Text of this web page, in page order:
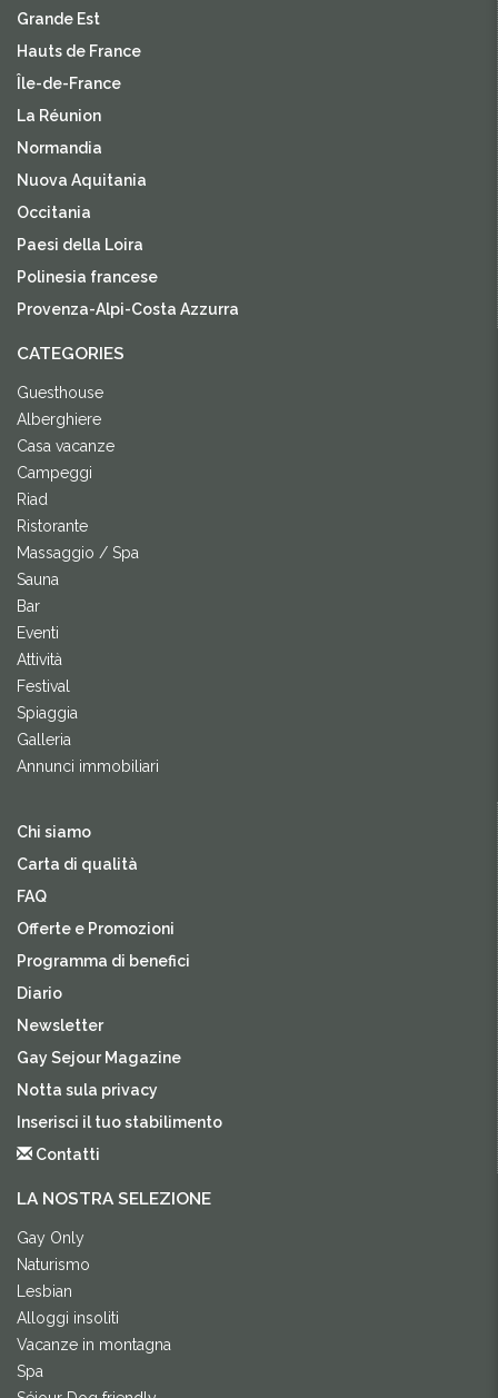
Grande Est
Hauts de France
Île-de-France
La Réunion
Normandia
Nuova Aquitania
Occitania
Paesi della Loira
Polinesia francese
Provenza-Alpi-Costa Azzurra
CATEGORIES
Guesthouse
Alberghiere
Casa vacanze
Campeggi
Riad
Ristorante
Massaggio / Spa
Sauna
Bar
Eventi
Attività
Festival
Spiaggia
Galleria
Annunci immobiliari
Chi siamo
Carta di qualità
FAQ
Offerte e Promozioni
Programma di benefici
Diario
Newsletter
Gay Sejour Magazine
Notta sula privacy
Inserisci il tuo stabilimento
Contatti
LA NOSTRA SELEZIONE
Gay Only
Naturismo
Lesbian
Alloggi insoliti
Vacanze in montagna
Spa